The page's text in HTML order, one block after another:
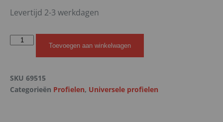
Levertijd 2-3 werkdagen
Toevoegen aan winkelwagen
SKU 69515
Categorieën Profielen, Universele profielen